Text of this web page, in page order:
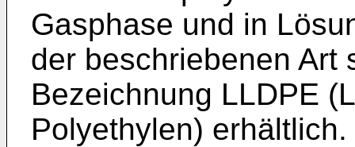
Gasphase und in
der beschriebenen Art
Bezeichnung LLDPE
Polyethylen) erhältlich.